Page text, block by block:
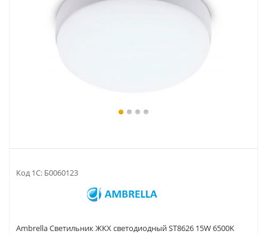
Код 1С: Б0060123
Ambrella Светильник ЖКХ светодиодный ST8626 15W 6500K